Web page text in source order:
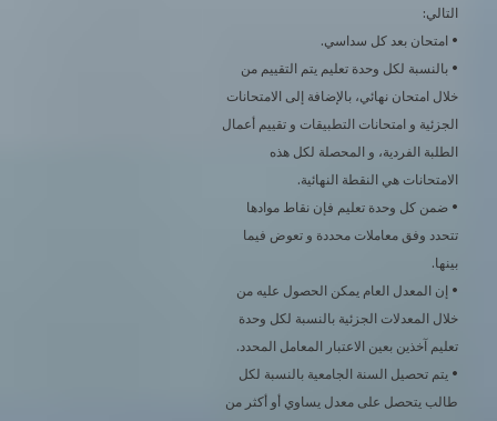
التالي:
• امتحان بعد كل سداسي.
• بالنسبة لكل وحدة تعليم يتم التقييم من
خلال امتحان نهائي، بالإضافة إلى الامتحانات
الجزئية و امتحانات التطبيقات و تقييم أعمال
الطلبة الفردية، و المحصلة لكل هذه
الامتحانات هي النقطة النهائية.
• ضمن كل وحدة تعليم فإن نقاط موادها
تتحدد وفق معاملات محددة و تعوض فيما
بينها.
• إن المعدل العام يمكن الحصول عليه من
خلال المعدلات الجزئية بالنسبة لكل وحدة
تعليم آخذين بعين الاعتبار المعامل المحدد.
• يتم تحصيل السنة الجامعية بالنسبة لكل
طالب يتحصل على معدل يساوي أو أكثر من